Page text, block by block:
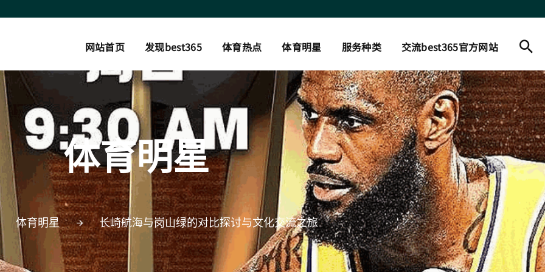
网站首页 发现best365 体育热点 体育明星 服务种类 交流best365官方网站
体育明星
体育明星 长崎航海与岗山绿的对比探讨与文化交流之旅